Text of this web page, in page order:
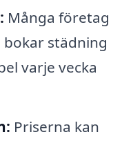
Många företag
städning
varje vecka
Priserna kan